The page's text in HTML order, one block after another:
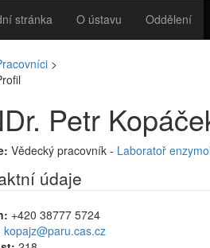
stránka O ústavu Oddělení
>
Petr
Vědecký pracovník - Laboratoř
údaje
+420 38777 5724
kopajz@paru.cas.cz